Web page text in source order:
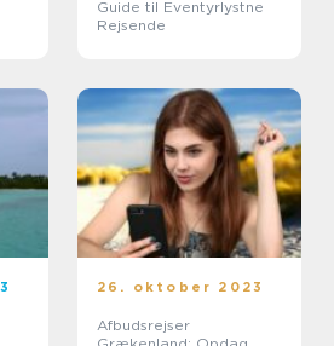
Guide til Eventyrlystne
Rejsende
26. oktober 2023
Afbudsrejser